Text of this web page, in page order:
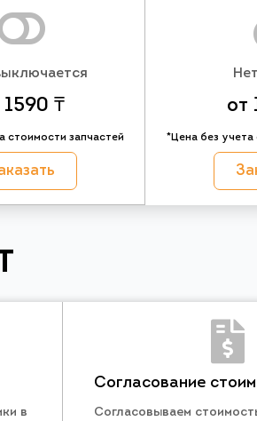
1590 ₸
стоимости запчастей
от
*Цена без учета
в
Согласование
Согласовываем